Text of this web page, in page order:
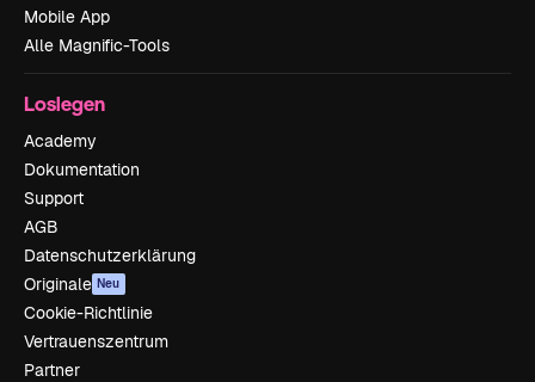
Mobile App
Alle Magnific-Tools
Loslegen
Academy
Dokumentation
Support
AGB
Datenschutzerklärung
Originale Neu
Cookie-Richtlinie
Vertrauenszentrum
Partner